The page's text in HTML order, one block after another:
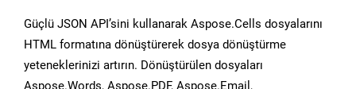
Güçlü JSON API’sini kullanarak Aspose.Cells dosyalarını
HTML formatına dönüştürerek dosya dönüştürme
yeteneklerinizi artırın. Dönüştürülen dosyaları
Aspose.Words, Aspose.PDF, Aspose.Email,